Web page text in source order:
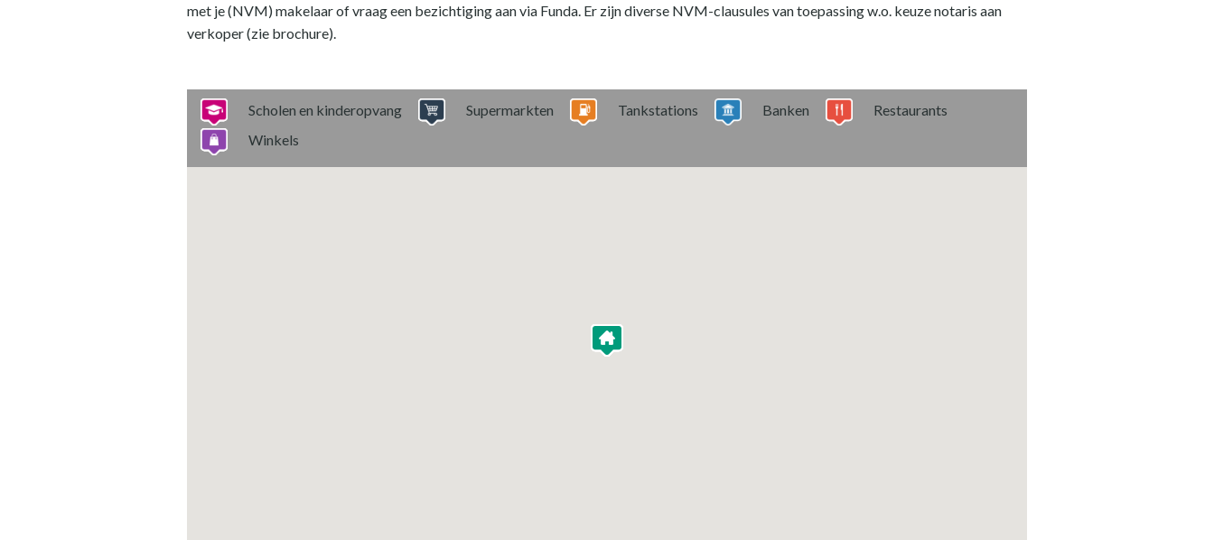
met je (NVM) makelaar of vraag een bezichtiging aan via Funda. Er zijn diverse NVM-clausules van toepassing w.o. keuze notaris aan
verkoper (zie brochure).
Scholen en kinderopvang Supermarkten Tankstations Banken
Restaurants
Winkels